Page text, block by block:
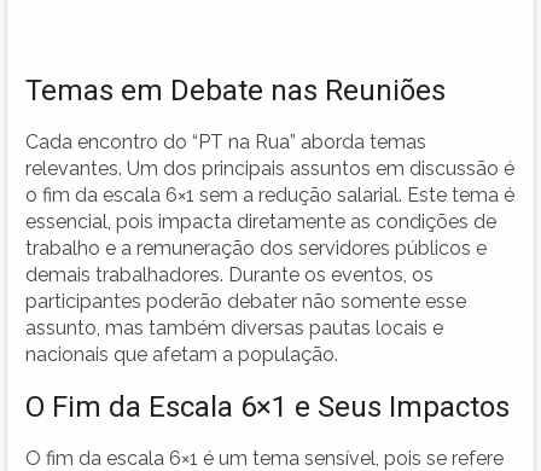
Temas em Debate nas Reuniões
Cada encontro do “PT na Rua” aborda temas
relevantes. Um dos principais assuntos em discussão é
o fim da escala 6×1 sem a redução salarial. Este tema é
essencial, pois impacta diretamente as condições de
trabalho e a remuneração dos servidores públicos e
demais trabalhadores. Durante os eventos, os
participantes poderão debater não somente esse
assunto, mas também diversas pautas locais e
nacionais que afetam a população.
O Fim da Escala 6×1 e Seus Impactos
O fim da escala 6×1 é um tema sensível, pois se refere